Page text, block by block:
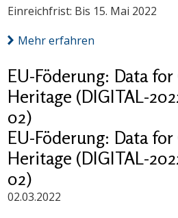
Einreichfrist: Bis 15. Mai 2022
Mehr erfahren
EU-Föderung: Data
Heritage (DIGITAL-
02)
EU-Föderung: Data
Heritage (DIGITAL-
02)
02.03.2022